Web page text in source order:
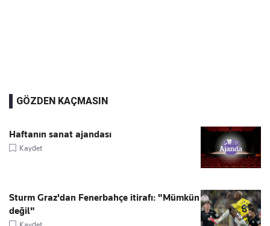
GÖZDEN KAÇMASIN
Haftanın sanat ajandası
Kaydet
Sturm Graz'dan Fenerbahçe itirafı: "Mümkün
değil"